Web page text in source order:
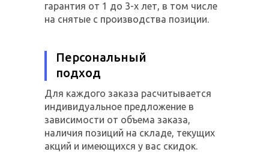
гарантия от 1 до 3-х лет, в том числе
на снятые с производства позиции.
Персональный
подход
Для каждого заказа расчитывается
индивидуальное предложение в
зависимости от объема заказа,
наличия позиций на складе, текущих
акций и имеющихся у вас скидок.